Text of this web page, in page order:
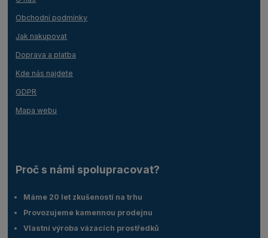
Obchodní podmínky
Jak nakupovat
Doprava a platba
Kde nás najdete
GDPR
Mapa webu
Proč s námi spolupracovat?
Máme 20 let zkušeností na trhu
Provozujeme kamennou prodejnu
Vlastní výroba vázacích prostředků